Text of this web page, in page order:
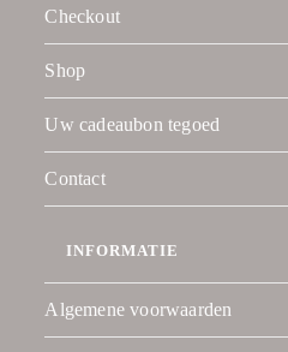
Checkout
Shop
Uw cadeaubon tegoed
Contact
INFORMATIE
Algemene voorwaarden